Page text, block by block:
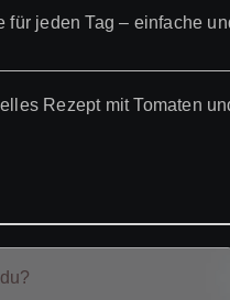
für jeden Tag – einfache
Rezept mit Tomaten